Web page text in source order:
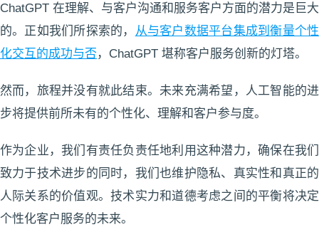
ChatGPT 在理解、与客户沟通和服务客户​​方面的潜力是巨大
的。正如我们所探索的， 从与客户数据平台集成到衡量个性
化交互的成功与否 ，ChatGPT 堪称客户服务创新的灯塔。
然而，旅程并没有就此结束。未来充满希望，人工智能的进
步将提供前所未有的个性化、理解和客户参与度。
作为企业，我们有责任负责任地利用这种潜力，确保在我们
致力于技术进步的同时，我们也维护隐私、真实性和真正的
人际关系的价值观。技术实力和道德考虑之间的平衡将决定
个性化客户服务的未来。